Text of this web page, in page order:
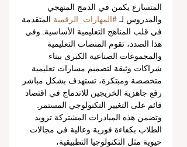
المتسارع يكمن في الدمج المنهجي
والمدروس لـ #المهارات_الرقمية المتقدمة
في قلب المناهج التعليمية الأساسية. وفي
هذا الصدد، تقوم المنصات التعليمية
والمجموعات الصناعية الكبرى ببناء
شراكات وثيقة لتصميم مسارات تعليمية
متخصصة ومبتكرة، تستهدف بشكل مباشر
رفع جاهزية الخريجين للاندماج في اقتصاد
قائم على التغيير التكنولوجي المستمر.
وتضمن هذه المبادرات المشتركة تزويد
الطلاب بكفاءة فورية وعالية في مجالات
حيوية مثل التكنولوجيا التطبيقية،